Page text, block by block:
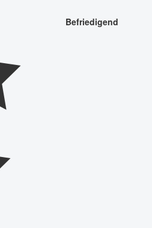
Befriedigend